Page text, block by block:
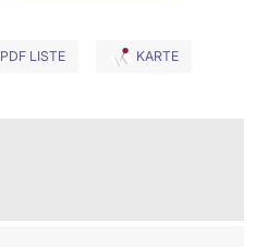
PDF LISTE KARTE